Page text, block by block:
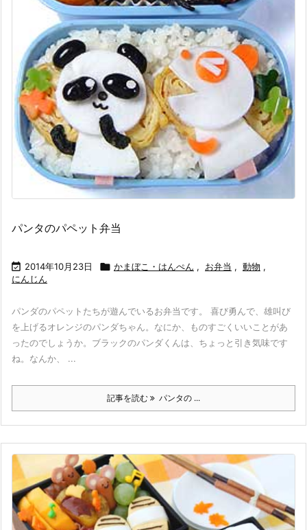
パンタのパペット弁当
 2014年10月23日  かまぼこ・はんぺん , お弁当 , 動物 ,
にんじん
パンダのパペットたちが遊んでいるお弁当です。 喜び勇んで、雄叫び
を上げるオレンジのパンダちゃん。なにか、ものすごくいいことがあ
ったのでしょうか。ブラックのパンダくんは、ちょっと引き気味です
ね。なんか、 ...
記事を読む パンタの ...